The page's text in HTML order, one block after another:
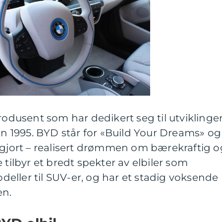
som har dedikert seg til
1995. BYD står for «Build Your Dreams» og
– realisert drømmen om bærekraftig
et bredt spekter av elbiler som
til SUV-er, og har et stadig voksende